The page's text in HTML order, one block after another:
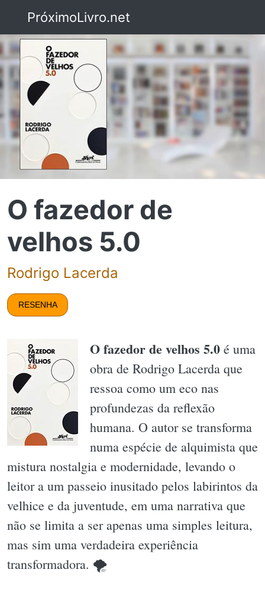
PróximoLivro.net
O fazedor de
velhos 5.0
Rodrigo Lacerda
RESENHA
O fazedor de velhos 5.0 é uma
obra de Rodrigo Lacerda que
ressoa como um eco nas
profundezas da reflexão
humana. O autor se transforma
numa espécie de alquimista que
mistura nostalgia e modernidade, levando o
leitor a um passeio inusitado pelos labirintos da
velhice e da juventude, em uma narrativa que
não se limita a ser apenas uma simples leitura,
mas sim uma verdadeira experiência
transformadora. 🌪